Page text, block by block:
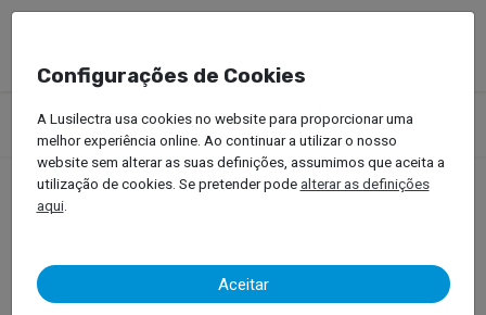
Produtos Empilhadores
Equipamentos de Armazém
Porta-paletes
Configurações de Cookies
A Lusilectra usa cookies no website para proporcionar uma
melhor experiência online. Ao continuar a utilizar o nosso
website sem alterar as suas definições, assumimos que aceita a
utilização de cookies. Se pretender podealterar as definições
aqui.
Aceitar